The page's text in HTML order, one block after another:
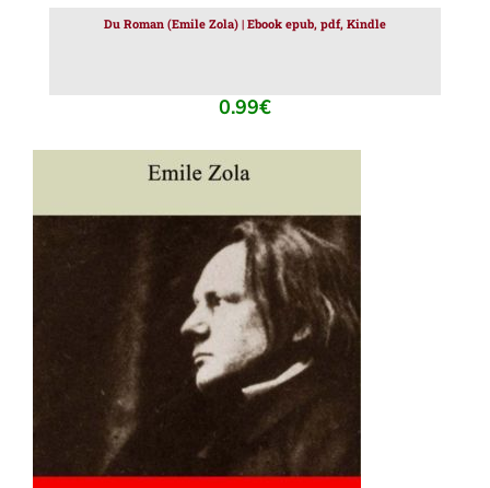
Du Roman (Emile Zola) | Ebook epub, pdf, Kindle
0.99€
AJOUTER AU PANIER / DÉTAILS